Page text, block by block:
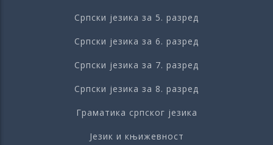
Српски језика за 5. разред
Српски језика за 6. разред
Српски језика за 7. разред
Српски језика за 8. разред
Граматика српског језика
Језик и књижевност